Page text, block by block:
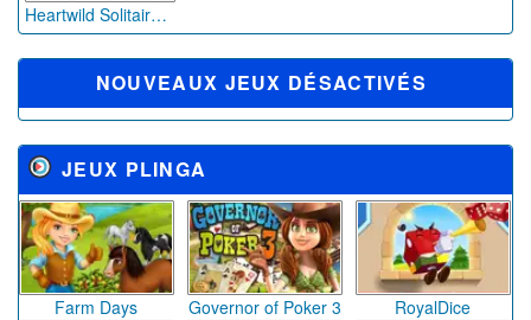
Heartwild Solitaire Dreams
NOUVEAUX JEUX DÉSACTIVÉS
JEUX PLINGA
Farm Days Governor of Poker 3 RoyalDice